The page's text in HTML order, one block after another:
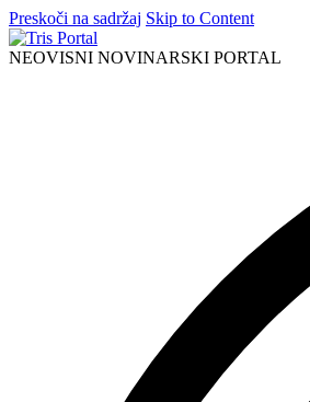
Preskoči na sadržaj Skip to Content
NEOVISNI NOVINARSKI PORTAL